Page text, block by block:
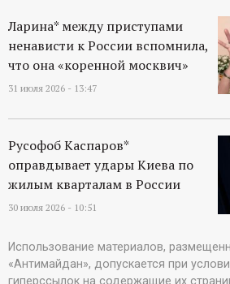
Ларина* между приступами
ненависти к России вспомнила,
что она «коренной москвич»
31 июля 2026 - 13:47
Русофоб Каспаров*
оправдывает удары Киева по
жилым кварталам в России
30 июля 2026 - 10:51
Использование материалов,
«Антимайдан», допускается при
гиперссылок на содержащие их